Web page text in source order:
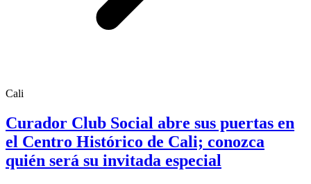
Cali
Curador Club Social abre sus puertas en
el Centro Histórico de Cali; conozca
quién será su invitada especial